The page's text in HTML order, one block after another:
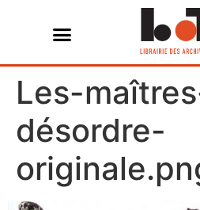
Les-
désordre-